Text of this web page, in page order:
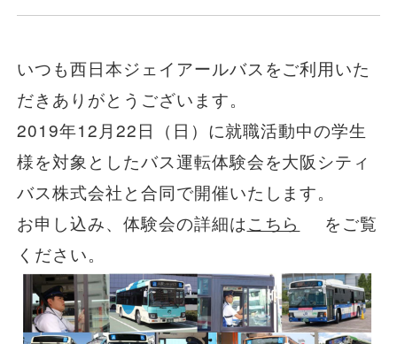
定期観光バス
おトクなきっぷ特集
一般路線バス
貸切バス
関連事業
いつも西日本ジェイアールバスをご利用いた
だきありがとうございます。
2019年12月22日（日）に就職活動中の学生
様を対象としたバス運転体験会を大阪シティ
バス株式会社と合同で開催いたします。
お申し込み、体験会の詳細はこちら
をご覧
ください。